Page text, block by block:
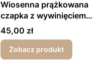
Wiosenna prążkowana
czapka z wywinięciem
dla dziewczynki Kotek
Cena
45,00 zł
Zobacz produkt